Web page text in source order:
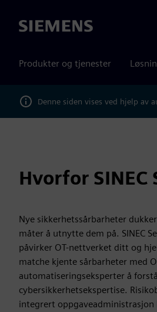
Siemens
Produkter og tjenester
Denne siden vises ved hjelp av
Hvorfor
Nye sikkerhetssårbarheter
måter å utnytte dem på. SINEC
påvirker OT-nettverket ditt og
matche kjente sårbarheter med
automatiseringseksperter å
cybersikkerhetsekspertise.
integrert oppgaveadministrasjon